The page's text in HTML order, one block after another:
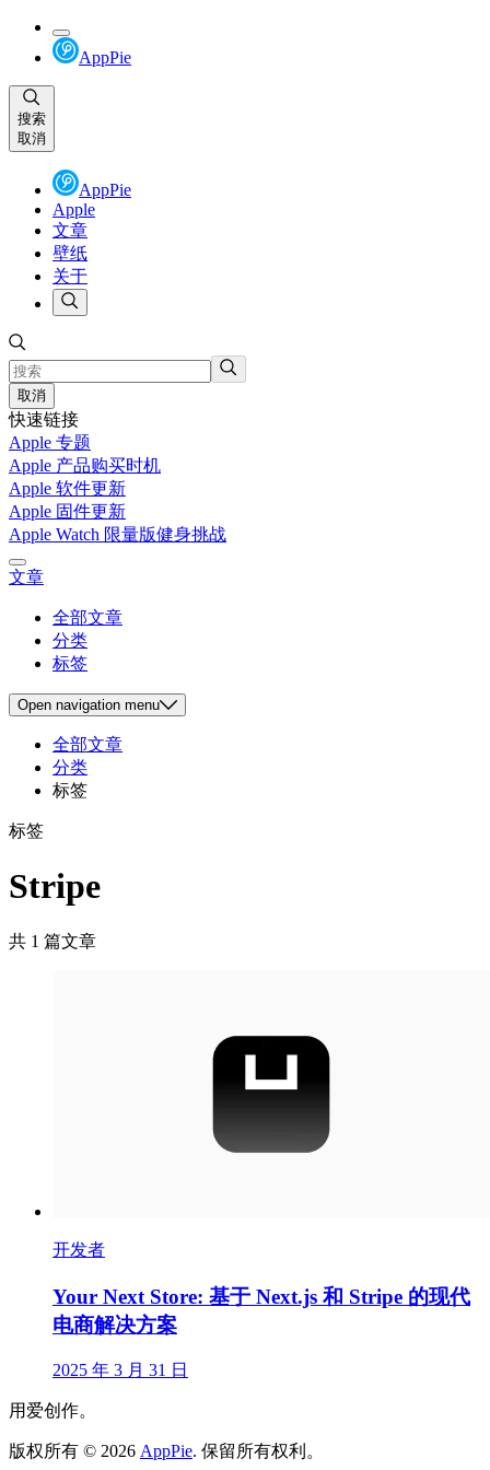
AppPie
搜索
取消
AppPie
Apple
文章
壁纸
关于
取消
快速链接
Apple 专题
Apple 产品购买时机
Apple 软件更新
Apple 固件更新
Apple Watch 限量版健身挑战
文章
全部文章
分类
标签
Open navigation menu
全部文章
分类
标签
标签
Stripe
共 1 篇文章
开发者
Your Next Store: 基于 Next.js 和 Stripe 的现代
电商解决方案
2025 年 3 月 31 日
用爱创作。
版权所有 © 2026 AppPie. 保留所有权利。